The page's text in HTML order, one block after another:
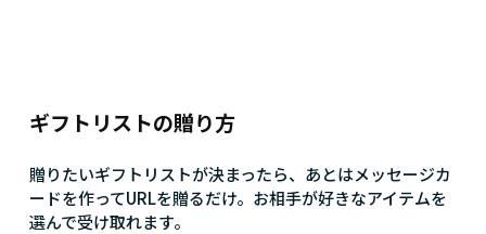
ギフトリストの贈り方
贈りたいギフトリストが決まったら、あとはメッセージカ
ードを作ってURLを贈るだけ。お相手が好きなアイテムを
選んで受け取れます。